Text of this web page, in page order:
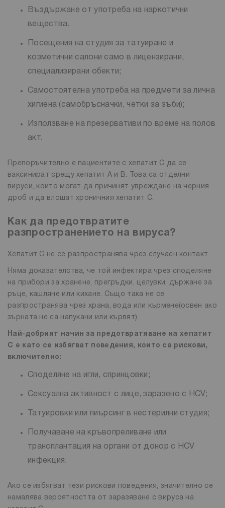
Въздържане от употреба на наркотични
вещества.
Посещения на студия за татуиране и
козметични салони само в лицензирани,
специализирани обекти;
Самостоятелна употреба на предмети за лична
хигиена (самобръсначки, четки за зъби);
Използване на презервативи по време на полов
акт.
Препоръчително е пациентите с хепатит С да се
ваксинират срещу хепатит А и В. Това са отделни
вируси, които могат да причинят увреждане на черния
дроб и да влошат хроничния хепатит С.
Как да предотвратите
разпространението на вируса?
Хепатит C не се разпространява чрез случаен контакт.
Няма доказателства, че той инфектира чрез споделяне
на прибори за хранене, прегръдки, целувки, държане за
ръце, кашляне или кихане. Също така не се
разпространява чрез храна, вода или кърмене(освен ако
зърната не са напукани или кървят).
Най-добрият начин за предотвратяване на хепатит
C е като се избягват поведения, които са рискови,
включително:
Споделяне на игли, спринцовки;
Сексуална активност с лице, заразено с HCV;
Татуировки или пиърсинг в нестерилни студия;
Получаване на кръвопреливане или
трансплантация на органи от донор с HCV
инфекция.
Ако се избягват тези рискови поведения, значително се
намалява вероятността от заразяване с вируса на